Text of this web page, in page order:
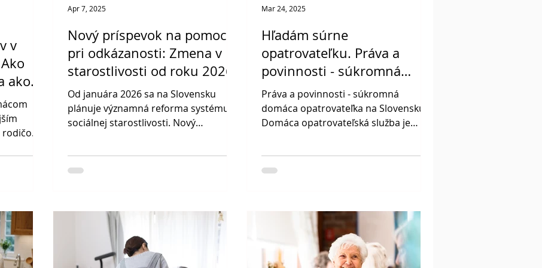
v
ako
Nový príspevok na pomoc
pri odkázanosti: Zmena v
starostlivosti od roku 2026
Od januára 2026 sa na Slovensku
plánuje významná reforma systému
sociálnej starostlivosti. Nový
Apr 7, 2025
Hľadám súrne
opatrovateľku. Práva a
povinnosti - súkromná
domáca opatrovateľka na
Slovensku
Práva a povinnosti - súkromná
domáca opatrovateľka na Slovensku.
Domáca opatrovateľská služba je
Mar 24, 2025